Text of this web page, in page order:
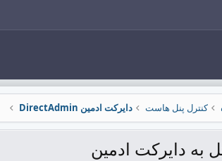
کنترل پنل هاست دایرکت ادمین DirectAdmin
به دایرکت ادمین